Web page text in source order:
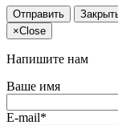
Отправить
×Close
Напишите нам
Ваше имя
E-mail*